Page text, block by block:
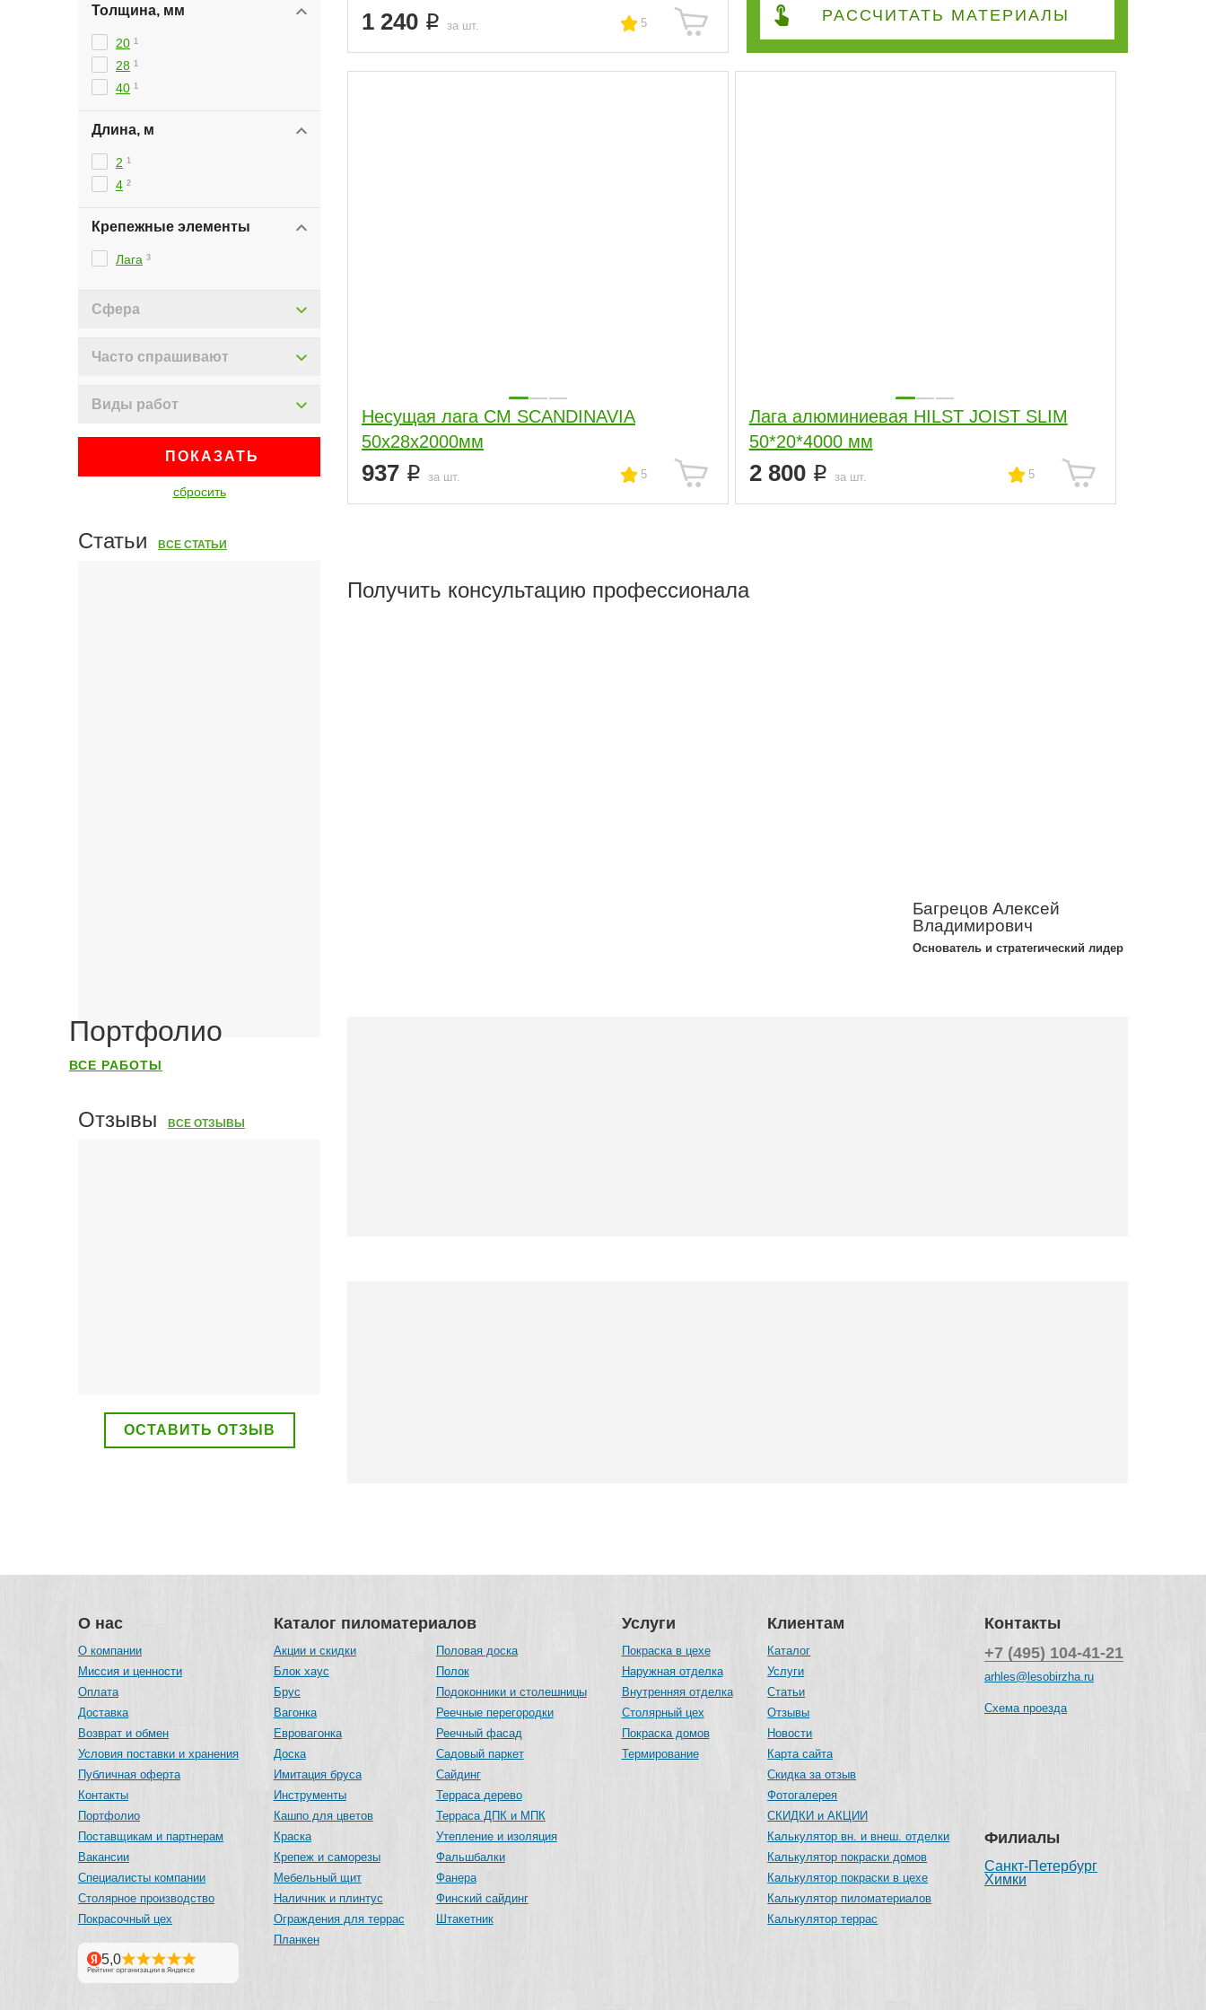
Толщина, мм
20 1
28 1
40 1
Длина, м
2 1
4 2
Крепежные элементы
Лага 3
Сфера
Часто спрашивают
Виды работ
ПОКАЗАТЬ
сбросить
Статьи ВСЕ СТАТЬИ
Отзывы ВСЕ ОТЗЫВЫ
ОСТАВИТЬ ОТЗЫВ
1 240 за шт. 5 РАССЧИТАТЬ МАТЕРИАЛЫ
Несущая лага CM SCANDINAVIA
50х28х2000мм
937 за шт. 5
Лага алюминиевая HILST JOIST SLIM
50*20*4000 мм
2 800 за шт. 5
Получить консультацию профессионала
Багрецов Алексей
Владимирович
Основатель и стратегический лидер
Портфолио
ВСЕ РАБОТЫ
О нас
О компании
Миссия и ценности
Оплата
Доставка
Возврат и обмен
Условия поставки и хранения
Публичная оферта
Контакты
Портфолио
Поставщикам и партнерам
Вакансии
Специалисты компании
Столярное производство
Покрасочный цех
Каталог пиломатериалов
Акции и скидки
Блок хаус
Брус
Вагонка
Евровагонка
Доска
Имитация бруса
Инструменты
Кашпо для цветов
Краска
Крепеж и саморезы
Мебельный щит
Наличник и плинтус
Ограждения для террас
Планкен
Половая доска
Полок
Подоконники и столешницы
Реечные перегородки
Реечный фасад
Садовый паркет
Сайдинг
Терраса дерево
Терраса ДПК и МПК
Утепление и изоляция
Фальшбалки
Фанера
Финский сайдинг
Штакетник
Услуги
Покраска в цехе
Наружная отделка
Внутренняя отделка
Столярный цех
Покраска домов
Термирование
Клиентам
Каталог
Услуги
Статьи
Отзывы
Новости
Карта сайта
Скидка за отзыв
Фотогалерея
СКИДКИ и АКЦИИ
Калькулятор вн. и внеш. отделки
Калькулятор покраски домов
Калькулятор покраски в цехе
Калькулятор пиломатериалов
Калькулятор террас
Контакты
+7 (495) 104-41-21
arhles@lesobirzha.ru
Схема проезда
Филиалы
Санкт-Петербург
Химки